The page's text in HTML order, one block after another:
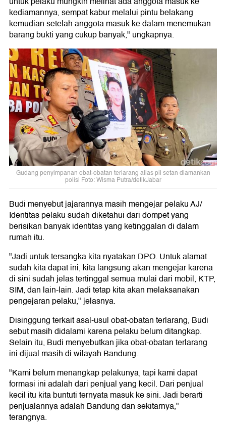
kediamannya, sempat kabur melalui pintu belakang
kemudian setelah anggota masuk ke dalam menemukan
barang bukti yang cukup banyak," ungkapnya.
Gudang penyimpanan obat-obatan terlarang alias pil setan diamankan
polisi Foto: Wisma Putra/detikJabar
Budi menyebut jajarannya masih mengejar pelaku AJ/
Identitas pelaku sudah diketahui dari dompet yang
berisikan banyak identitas yang ketinggalan di dalam
rumah itu.
"Jadi untuk tersangka kita nyatakan DPO. Untuk alamat
sudah kita dapat ini, kita langsung akan mengejar karena
di sini sudah jelas tertinggal semua mulai dari mobil, KTP,
SIM, dan lain-lain. Jadi tetap kita akan melaksanakan
pengejaran pelaku," jelasnya.
Disinggung terkait asal-usul obat-obatan terlarang, Budi
sebut masih didalami karena pelaku belum ditangkap.
Selain itu, Budi menyebutkan jika obat-obatan terlarang
ini dijual masih di wilayah Bandung.
"Kami belum menangkap pelakunya, tapi kami dapat
formasi ini adalah dari penjual yang kecil. Dari penjual
kecil itu kita buntuti ternyata masuk ke sini. Jadi berarti
penjualannya adalah Bandung dan sekitarnya,"
terangnya.